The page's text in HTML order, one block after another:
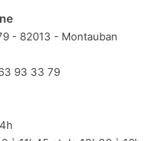
- 82013 - Montauban
93 33 79